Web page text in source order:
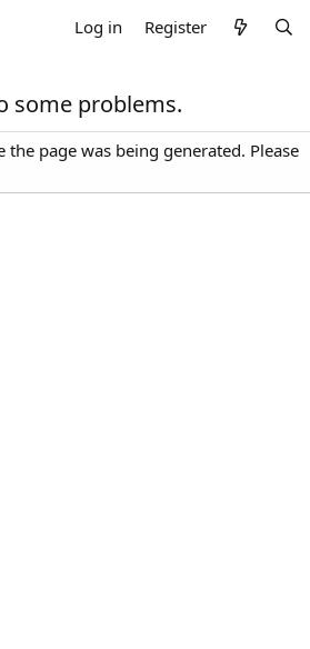
Log in Register
some problems.
page was being generated. Please